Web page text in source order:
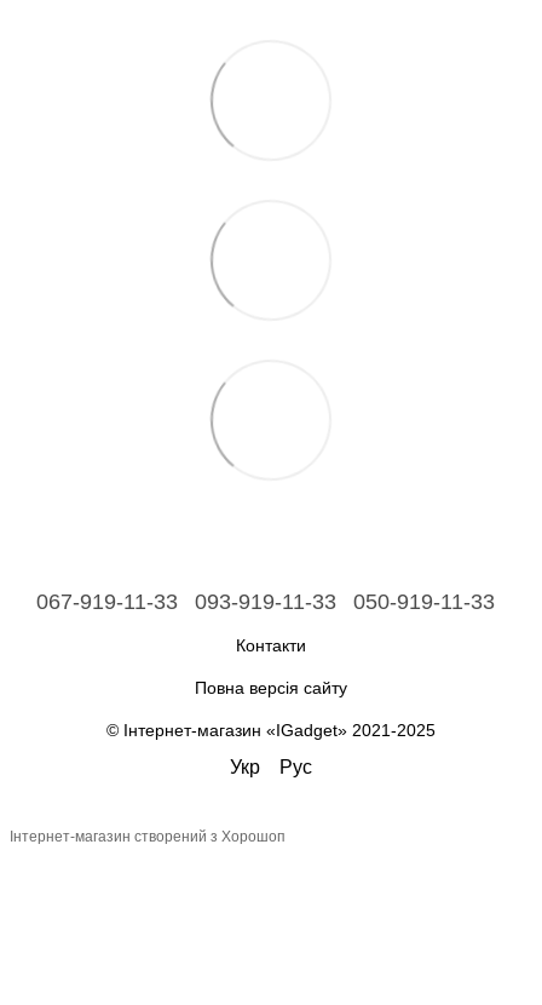
067-919-11-33 093-919-11-33 050-919-11-33
Контакти
Повна версія сайту
© Інтернет-магазин «IGadget» 2021-2025
Укр Рус
Інтернет-магазин створений з Хорошоп